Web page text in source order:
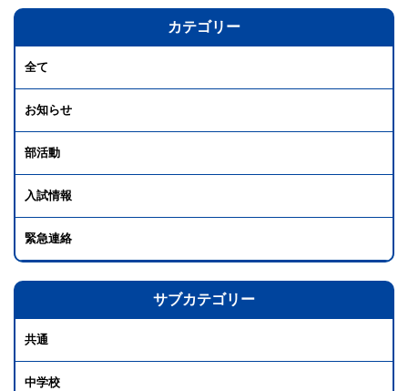
カテゴリー
全て
お知らせ
部活動
入試情報
緊急連絡
サブカテゴリー
共通
中学校